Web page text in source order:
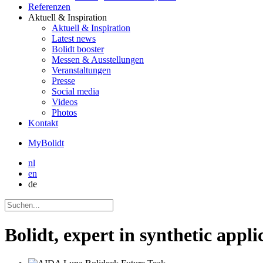
Referenzen
Aktuell & Inspiration
Aktuell & Inspiration
Latest news
Bolidt booster
Messen & Ausstellungen
Veranstaltungen
Presse
Social media
Videos
Photos
Kontakt
MyBolidt
nl
en
de
Bolidt, expert in synthetic